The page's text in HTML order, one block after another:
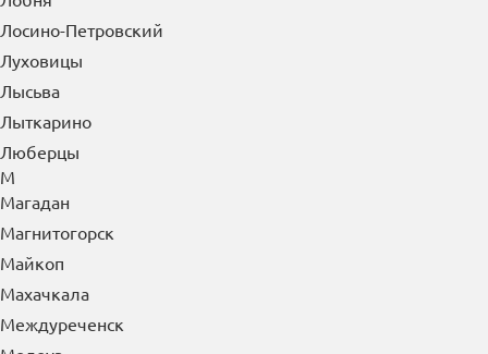
Лесосибирск
Ливны
Ликино-Дулино
Липецк
Лиски
Лобня
Лосино-Петровский
Луховицы
Лысьва
Лыткарино
Люберцы